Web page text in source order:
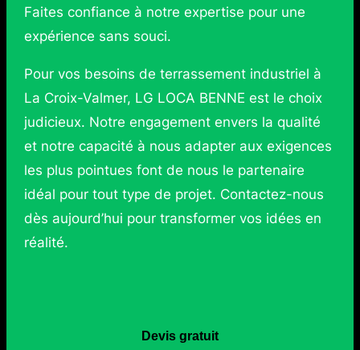
Faites confiance à notre expertise pour une
expérience sans souci.
Pour vos besoins de terrassement industriel à
La Croix-Valmer, LG LOCA BENNE est le choix
judicieux. Notre engagement envers la qualité
et notre capacité à nous adapter aux exigences
les plus pointues font de nous le partenaire
idéal pour tout type de projet. Contactez-nous
dès aujourd’hui pour transformer vos idées en
réalité.
Devis gratuit